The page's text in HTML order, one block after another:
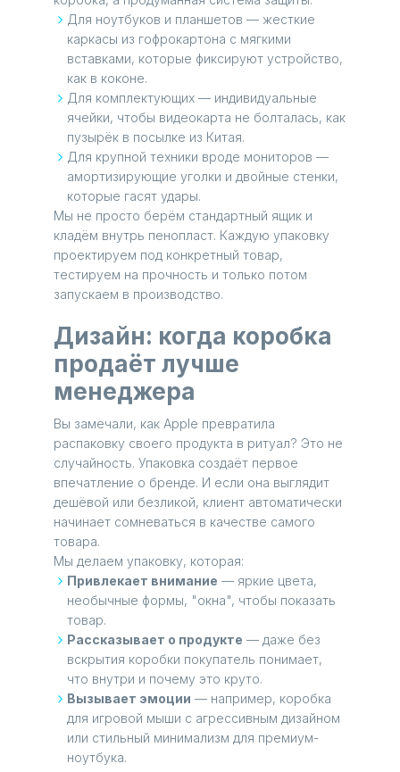
Для ноутбуков и планшетов — жесткие
каркасы из гофрокартона с мягкими
вставками, которые фиксируют устройство,
как в коконе.
Для комплектующих — индивидуальные
ячейки, чтобы видеокарта не болталась, как
пузырёк в посылке из Китая.
Для крупной техники вроде мониторов —
амортизирующие уголки и двойные стенки,
которые гасят удары.
Мы не просто берём стандартный ящик и
кладём внутрь пенопласт. Каждую упаковку
проектируем под конкретный товар,
тестируем на прочность и только потом
запускаем в производство.
Дизайн: когда коробка
продаёт лучше
менеджера
Вы замечали, как Apple превратила
распаковку своего продукта в ритуал? Это не
случайность. Упаковка создаёт первое
впечатление о бренде. И если она выглядит
дешёвой или безликой, клиент автоматически
начинает сомневаться в качестве самого
товара.
Мы делаем упаковку, которая:
Привлекает внимание — яркие цвета,
необычные формы, "окна", чтобы показать
товар.
Рассказывает о продукте — даже без
вскрытия коробки покупатель понимает,
что внутри и почему это круто.
Вызывает эмоции — например, коробка
для игровой мыши с агрессивным дизайном
или стильный минимализм для премиум-
ноутбука.